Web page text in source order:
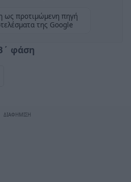
ως προτιμώμενη πηγή
της Google
φάση